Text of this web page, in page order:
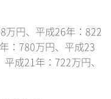
万円、平成26年：822
：780万円、平成23
成21年：722万円、